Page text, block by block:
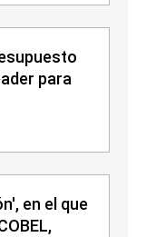
para
en el que